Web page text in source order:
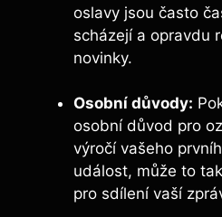
oslavy jsou často
scházejí a opravdu
novinky.
Osobní důvody:
osobní důvod pro
výročí vašeho
událost, může to
pro sdílení vaší